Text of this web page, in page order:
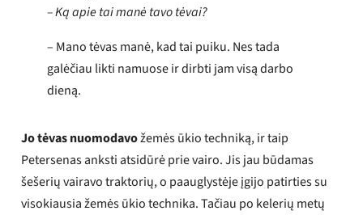
– Ką apie tai manė tavo tėvai?
– Mano tėvas manė, kad tai puiku. Nes tada
galėčiau likti namuose ir dirbti jam visą darbo
dieną.
Jo tėvasnuomodavožemės ūkio techniką, ir taip
Petersenas anksti atsidūrė prie vairo. Jis jau būdamas
šešerių vairavo traktorių, o paauglystėje įgijo patirties su
visokiausia žemės ūkio technika. Tačiau po kelerių metų